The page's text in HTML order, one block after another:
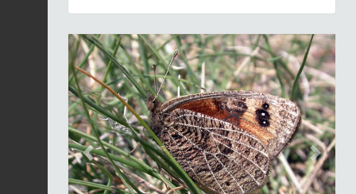
Previous Next